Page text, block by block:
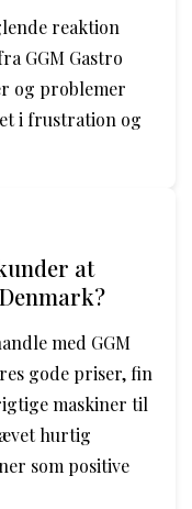
reaktion
GGM Gastro
og problemer
i frustration og
at
med GGM
gode priser, fin
maskiner til
hurtig
som positive